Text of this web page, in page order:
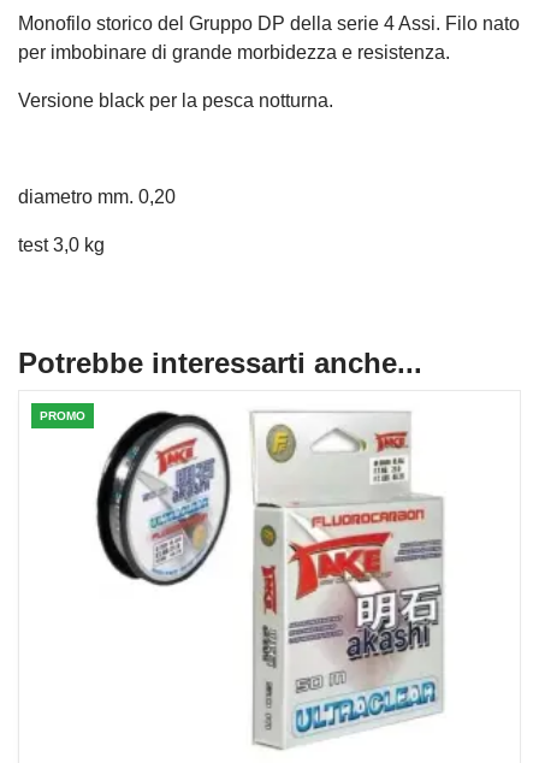
Monofilo storico del Gruppo DP della serie 4 Assi. Filo nato
per imbobinare di grande morbidezza e resistenza.
Versione black per la pesca notturna.
diametro mm. 0,20
test 3,0 kg
Potrebbe interessarti anche...
PROMO